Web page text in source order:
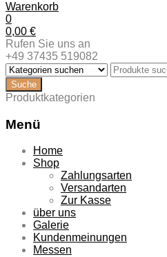
Warenkorb
0
0,00 €
Rufen Sie uns an
+49 37435 519082
Produktkategorien
Menü
Zum
Inhalt
Home
Shop
Zahlungsarten
Versandarten
Zur Kasse
über uns
Galerie
Kundenmeinungen
Messen